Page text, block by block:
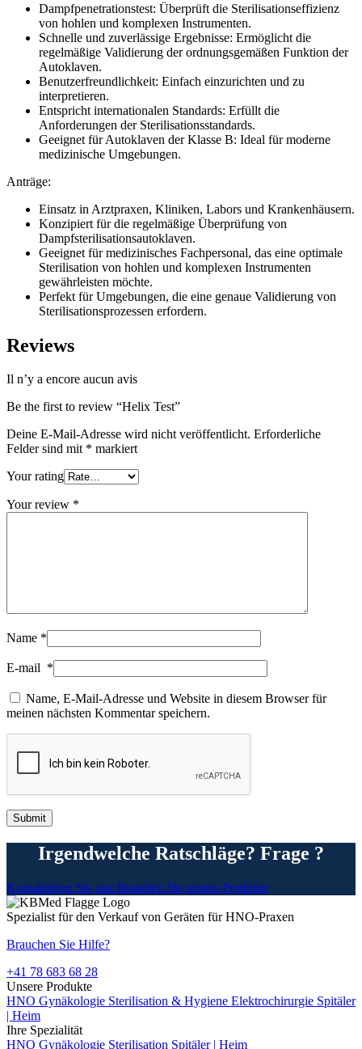
Dampfpenetrationstest: Überprüft die Sterilisationseffizienz
von hohlen und komplexen Instrumenten.
Schnelle und zuverlässige Ergebnisse: Ermöglicht die
regelmäßige Validierung der ordnungsgemäßen Funktion der
Autoklaven.
Benutzerfreundlichkeit: Einfach einzurichten und zu
interpretieren.
Entspricht internationalen Standards: Erfüllt die
Anforderungen der Sterilisationsstandards.
Geeignet für Autoklaven der Klasse B: Ideal für moderne
medizinische Umgebungen.
Anträge:
Einsatz in Arztpraxen, Kliniken, Labors und Krankenhäusern.
Konzipiert für die regelmäßige Überprüfung von
Dampfsterilisationsautoklaven.
Geeignet für medizinisches Fachpersonal, das eine optimale
Sterilisation von hohlen und komplexen Instrumenten
gewährleisten möchte.
Perfekt für Umgebungen, die eine genaue Validierung von
Sterilisationsprozessen erfordern.
Reviews
Il n’y a encore aucun avis
Be the first to review “Helix Test”
Deine E-Mail-Adresse wird nicht veröffentlicht. Erforderliche
Felder sind mit * markiert
Your rating
Your review *
Name *
E-mail *
Name, E-Mail-Adresse und Website in diesem Browser für
meinen nächsten Kommentar speichern.
Irgendwelche Ratschläge? Frage ?
Kontaktieren Sie uns Bestellen Sie unsere Produkte
Spezialist für den Verkauf von Geräten für HNO-Praxen
Brauchen Sie Hilfe?
+41 78 683 68 28
Unsere Produkte
HNO Gynäkologie Sterilisation & Hygiene Elektrochirurgie Spitäler
| Heim
Ihre Spezialität
HNO Gynäkologie Sterilisation Spitäler | Heim